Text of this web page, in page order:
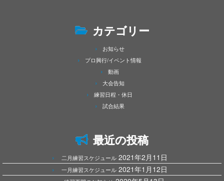
カテゴリー
お知らせ
プロ興行/イベント情報
動画
大会告知
練習日程・休日
試合結果
最近の投稿
二月練習スケジュール 2021年2月11日
一月練習スケジュール 2021年1月12日